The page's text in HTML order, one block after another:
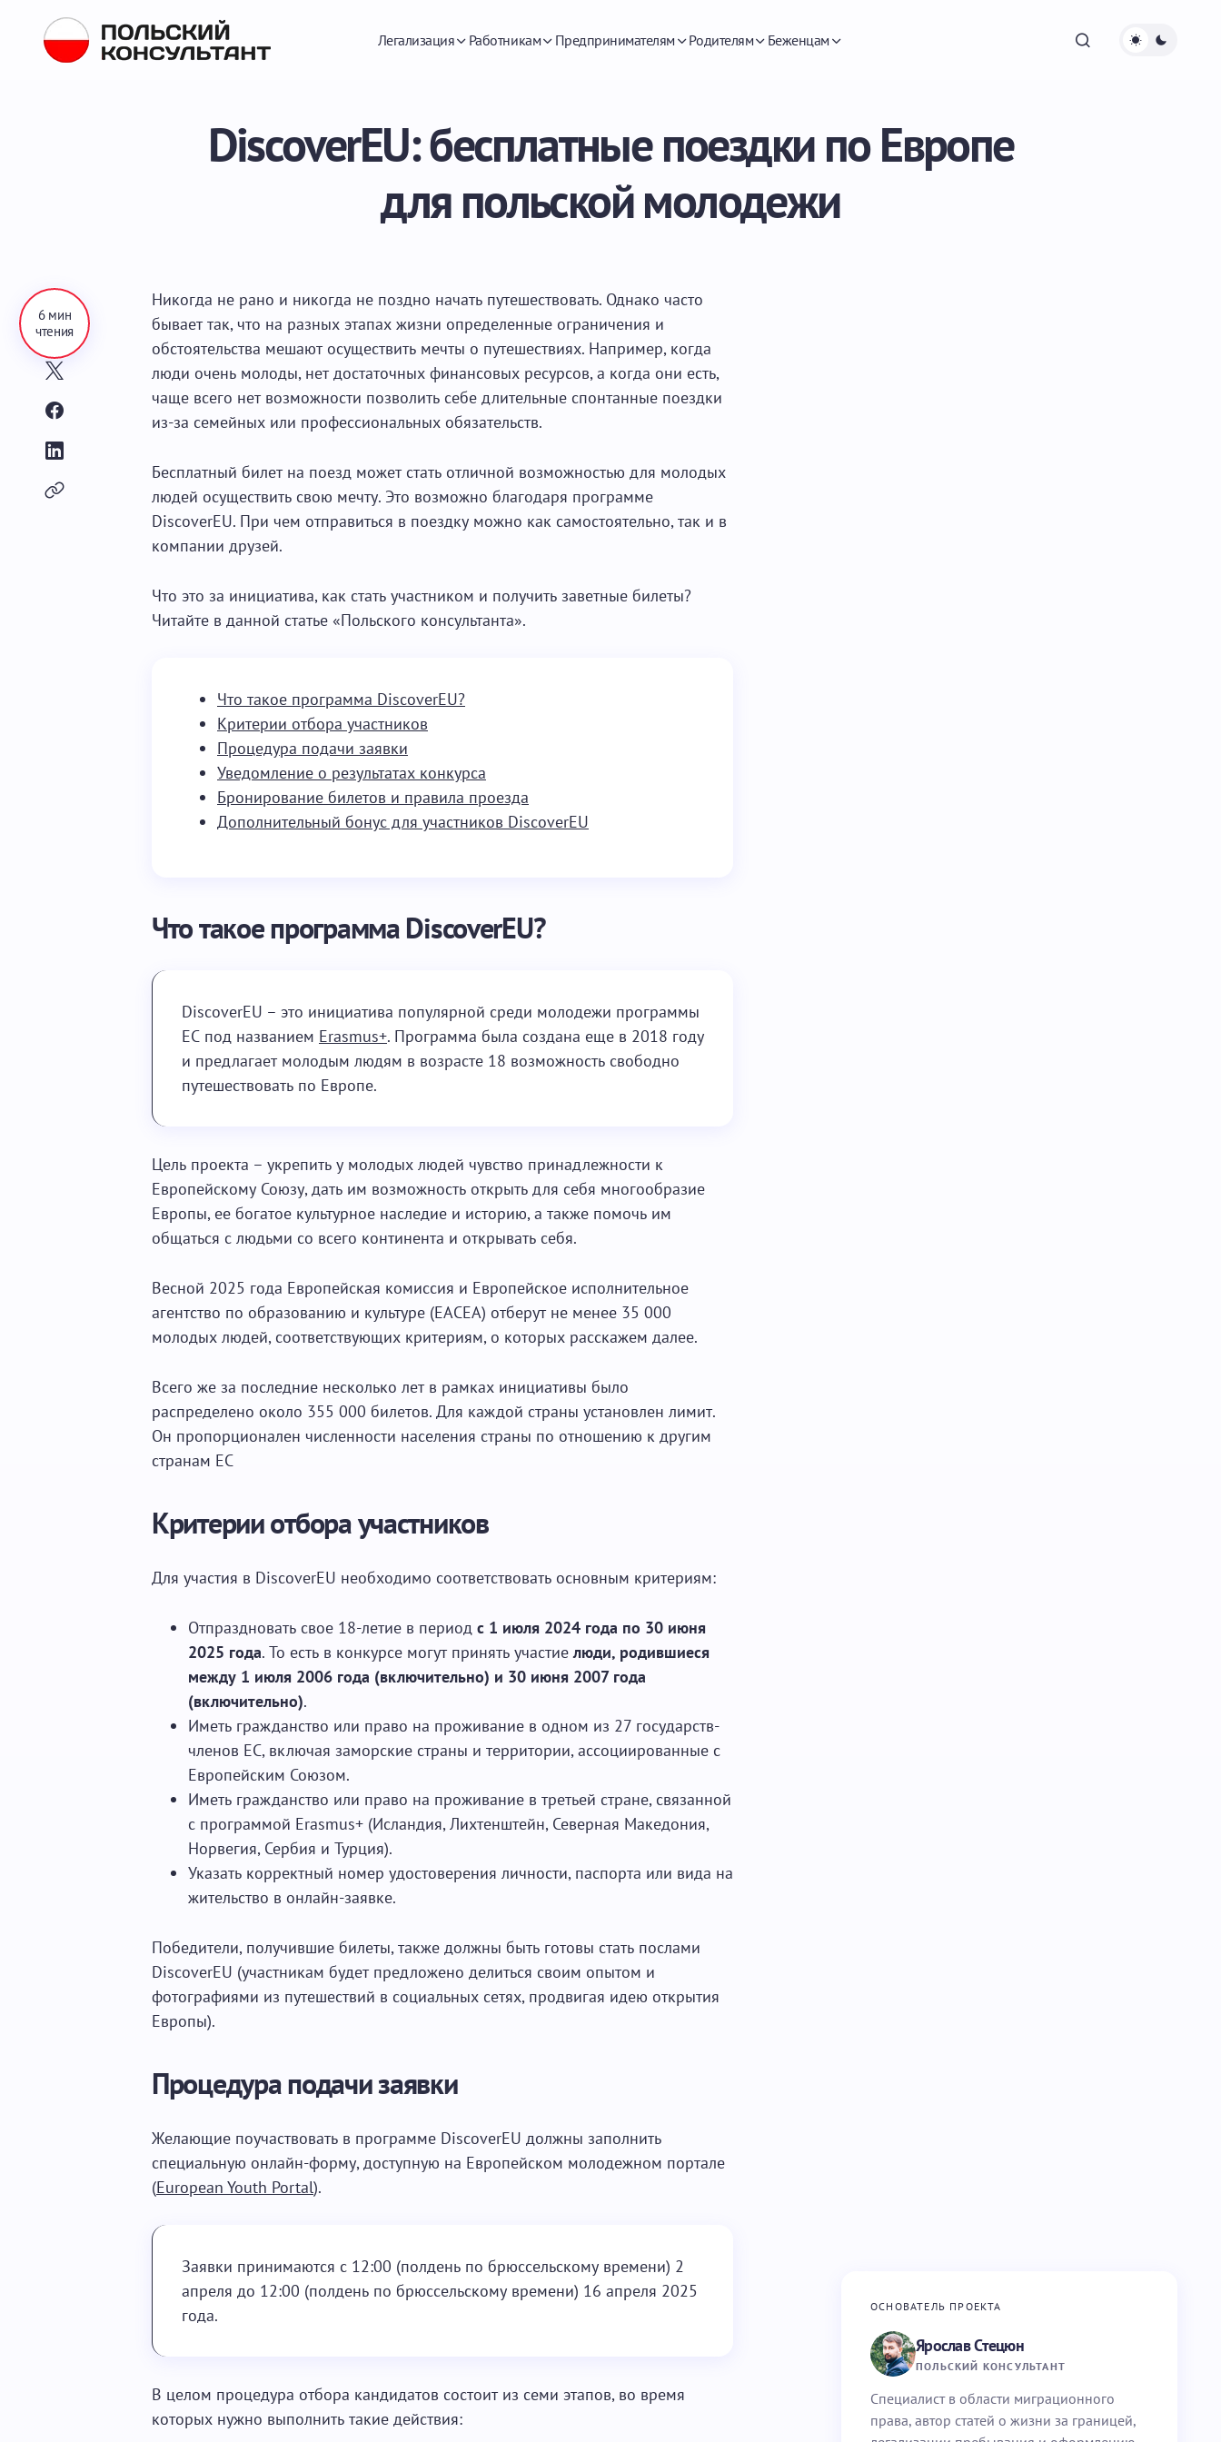
Легализация Работникам Предпринимателям Родителям Беженцам
DiscoverEU: бесплатные поездки по Европе
для польской молодежи
6 мин
чтения
Никогда не рано и никогда не поздно начать путешествовать. Однако часто
бывает так, что на разных этапах жизни определенные ограничения и
обстоятельства мешают осуществить мечты о путешествиях. Например, когда
люди очень молоды, нет достаточных финансовых ресурсов, а когда они есть,
чаще всего нет возможности позволить себе длительные спонтанные поездки
из-за семейных или профессиональных обязательств.
Бесплатный билет на поезд может стать отличной возможностью для молодых
людей осуществить свою мечту. Это возможно благодаря программе
DiscoverEU. При чем отправиться в поездку можно как самостоятельно, так и в
компании друзей.
Что это за инициатива, как стать участником и получить заветные билеты?
Читайте в данной статье «Польского консультанта».
Что такое программа DiscoverEU?
Критерии отбора участников
Процедура подачи заявки
Уведомление о результатах конкурса
Бронирование билетов и правила проезда
Дополнительный бонус для участников DiscoverEU
Что такое программа DiscoverEU?
DiscoverEU – это инициатива популярной среди молодежи программы
ЕС под названием Erasmus+. Программа была создана еще в 2018 году
и предлагает молодым людям в возрасте 18 возможность свободно
путешествовать по Европе.
Цель проекта – укрепить у молодых людей чувство принадлежности к
Европейскому Союзу, дать им возможность открыть для себя многообразие
Европы, ее богатое культурное наследие и историю, а также помочь им
общаться с людьми со всего континента и открывать себя.
Весной 2025 года Европейская комиссия и Европейское исполнительное
агентство по образованию и культуре (EACEA) отберут не менее 35 000
молодых людей, соответствующих критериям, о которых расскажем далее.
Всего же за последние несколько лет в рамках инициативы было
распределено около 355 000 билетов. Для каждой страны установлен лимит.
Он пропорционален численности населения страны по отношению к другим
странам ЕС
Критерии отбора участников
Для участия в DiscoverEU необходимо соответствовать основным критериям:
Отпраздновать свое 18-летие в период с 1 июля 2024 года по 30 июня
2025 года. То есть в конкурсе могут принять участиелюди, родившиеся
между 1 июля 2006 года (включительно) и 30 июня 2007 года
(включительно).
Иметь гражданство или право на проживание в одном из 27 государств-
членов ЕС, включая заморские страны и территории, ассоциированные с
Европейским Союзом.
Иметь гражданство или право на проживание в третьей стране, связанной
с программой Erasmus+ (Исландия, Лихтенштейн, Северная Македония,
Норвегия, Сербия и Турция).
Указать корректный номер удостоверения личности, паспорта или вида на
жительство в онлайн-заявке.
Победители, получившие билеты, также должны быть готовы стать послами
DiscoverEU (участникам будет предложено делиться своим опытом и
фотографиями из путешествий в социальных сетях, продвигая идею открытия
Европы).
Процедура подачи заявки
Желающие поучаствовать в программе DiscoverEU должны заполнить
специальную онлайн-форму, доступную на Европейском молодежном портале
(European Youth Portal).
Заявки принимаются с 12:00 (полдень по брюссельскому времени) 2
апреля до 12:00 (полдень по брюссельскому времени) 16 апреля 2025
года.
В целом процедура отбора кандидатов состоит из семи этапов, во время
которых нужно выполнить такие действия:
ОСНОВАТЕЛЬ ПРОЕКТА
Ярослав Стецюн
ПОЛЬСКИЙ КОНСУЛЬТАНТ
Специалист в области миграционного
права, автор статей о жизни за границей,